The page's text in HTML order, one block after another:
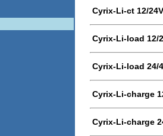
Cyrix-Li-ct 12/
Cyrix-Li-load 12/
Cyrix-Li-load 24/
Cyrix-Li-charge
Cyrix-Li-charge